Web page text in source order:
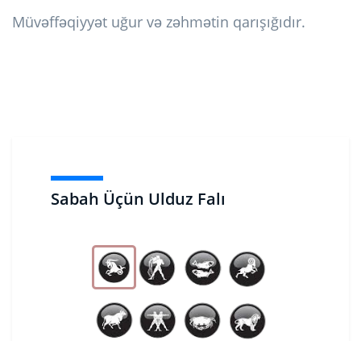
Sabah Üçün Ulduz Falı
Müvəffəqiyyət uğur və zəhmətin qarışığıdır.